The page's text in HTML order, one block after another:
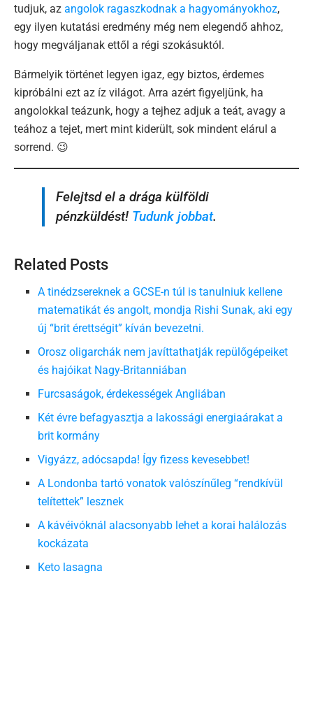
tudjuk, az angolok ragaszkodnak a hagyományokhoz,
egy ilyen kutatási eredmény még nem elegendő ahhoz,
hogy megváljanak ettől a régi szokásuktól.
Bármelyik történet legyen igaz, egy biztos, érdemes
kipróbálni ezt az íz világot. Arra azért figyeljünk, ha
angolokkal teázunk, hogy a tejhez adjuk a teát, avagy a
teához a tejet, mert mint kiderült, sok mindent elárul a
sorrend. 😉
Felejtsd el a drága külföldi
pénzküldést! Tudunk jobbat.
Related Posts
A tinédzsereknek a GCSE-n túl is tanulniuk kellene
matematikát és angolt, mondja Rishi Sunak, aki egy
új “brit érettségit” kíván bevezetni.
Orosz oligarchák nem javíttathatják repülőgépeiket
és hajóikat Nagy-Britanniában
Furcsaságok, érdekességek Angliában
Két évre befagyasztja a lakossági energiaárakat a
brit kormány
Vigyázz, adócsapda! Így fizess kevesebbet!
A Londonba tartó vonatok valószínűleg “rendkívül
telítettek” lesznek
A kávéivóknál alacsonyabb lehet a korai halálozás
kockázata
Keto lasagna